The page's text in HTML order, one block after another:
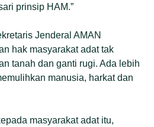
prinsip HAM.”
Jenderal AMAN
hak masyarakat adat tak
tanah dan ganti rugi. Ada lebih
manusia, harkat dan
masyarakat adat itu,